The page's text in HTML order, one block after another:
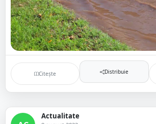
Citește Distribuie
Actualitate